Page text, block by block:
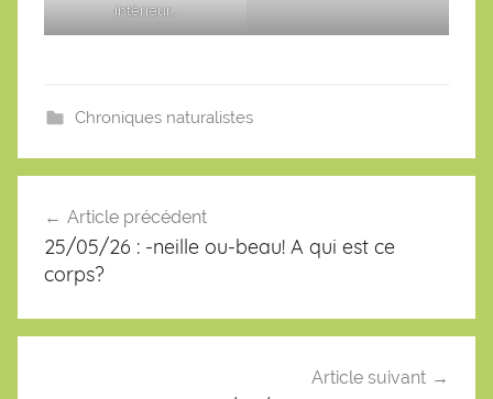
intèrieur…
Chroniques naturalistes
l’article
Article précédent
25/05/26 : -neille ou-beau! A qui est ce
corps?
Article suivant